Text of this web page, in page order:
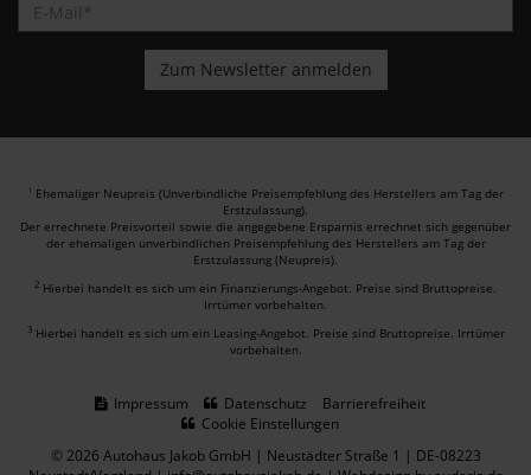
1 Ehemaliger Neupreis (Unverbindliche Preisempfehlung des Herstellers am Tag der
Erstzulassung).
Der errechnete Preisvorteil sowie die angegebene Ersparnis errechnet sich gegenüber
der ehemaligen unverbindlichen Preisempfehlung des Herstellers am Tag der
Erstzulassung (Neupreis).
2 Hierbei handelt es sich um ein Finanzierungs-Angebot. Preise sind Bruttopreise.
Irrtümer vorbehalten.
3 Hierbei handelt es sich um ein Leasing-Angebot. Preise sind Bruttopreise. Irrtümer
vorbehalten.
Impressum Datenschutz
Barrierefreiheit
Cookie Einstellungen
© 2026 Autohaus Jakob GmbH | Neustädter Straße 1 | DE-08223